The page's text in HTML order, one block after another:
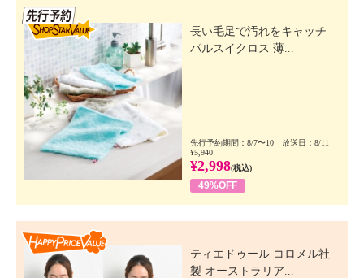
長い毛足で汚れをキャッチ
パルスイクロス 薄...
先行予約期間：8/7〜10 放送日：8/11
¥5,940
¥2,998(税込)
49%OFF
ティエドゥール コロメル社
製 オーストラリア...